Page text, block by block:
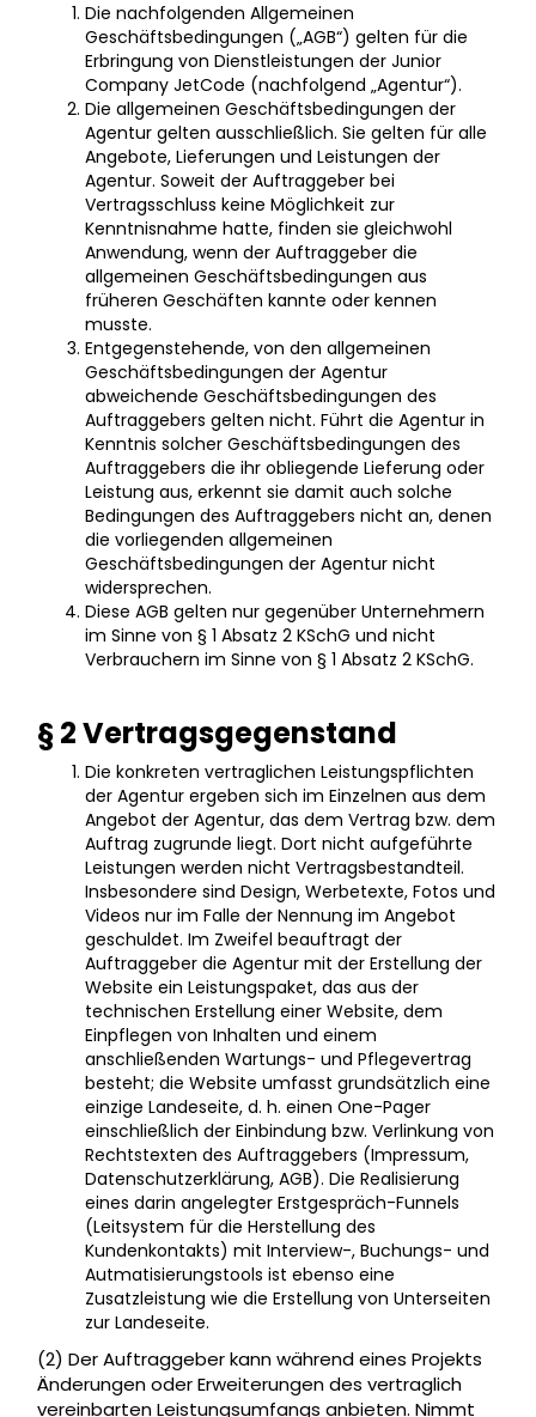
Die nachfolgenden Allgemeinen
Geschäftsbedingungen („AGB“) gelten für die
Erbringung von Dienstleistungen der Junior
Company JetCode (nachfolgend „Agentur“).
Die allgemeinen Geschäftsbedingungen der
Agentur gelten ausschließlich. Sie gelten für alle
Angebote, Lieferungen und Leistungen der
Agentur. Soweit der Auftraggeber bei
Vertragsschluss keine Möglichkeit zur
Kenntnisnahme hatte, finden sie gleichwohl
Anwendung, wenn der Auftraggeber die
allgemeinen Geschäftsbedingungen aus
früheren Geschäften kannte oder kennen
musste.
Entgegenstehende, von den allgemeinen
Geschäftsbedingungen der Agentur
abweichende Geschäftsbedingungen des
Auftraggebers gelten nicht. Führt die Agentur in
Kenntnis solcher Geschäftsbedingungen des
Auftraggebers die ihr obliegende Lieferung oder
Leistung aus, erkennt sie damit auch solche
Bedingungen des Auftraggebers nicht an, denen
die vorliegenden allgemeinen
Geschäftsbedingungen der Agentur nicht
widersprechen.
Diese AGB gelten nur gegenüber Unternehmern
im Sinne von § 1 Absatz 2 KSchG und nicht
Verbrauchern im Sinne von § 1 Absatz 2 KSchG.
§ 2 Vertragsgegenstand
Die konkreten vertraglichen Leistungspflichten
der Agentur ergeben sich im Einzelnen aus dem
Angebot der Agentur, das dem Vertrag bzw. dem
Auftrag zugrunde liegt. Dort nicht aufgeführte
Leistungen werden nicht Vertragsbestandteil.
Insbesondere sind Design, Werbetexte, Fotos und
Videos nur im Falle der Nennung im Angebot
geschuldet. Im Zweifel beauftragt der
Auftraggeber die Agentur mit der Erstellung der
Website ein Leistungspaket, das aus der
technischen Erstellung einer Website, dem
Einpflegen von Inhalten und einem
anschließenden Wartungs- und Pflegevertrag
besteht; die Website umfasst grundsätzlich eine
einzige Landeseite, d. h. einen One-Pager
einschließlich der Einbindung bzw. Verlinkung von
Rechtstexten des Auftraggebers (Impressum,
Datenschutzerklärung, AGB). Die Realisierung
eines darin angelegter Erstgespräch-Funnels
(Leitsystem für die Herstellung des
Kundenkontakts) mit Interview-, Buchungs- und
Autmatisierungstools ist ebenso eine
Zusatzleistung wie die Erstellung von Unterseiten
zur Landeseite.
(2) Der Auftraggeber kann während eines Projekts
Änderungen oder Erweiterungen des vertraglich
vereinbarten Leistungsumfangs anbieten. Nimmt